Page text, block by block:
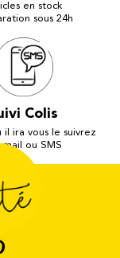
en stock
sous 24h
Colis
il ira vous le suivrez
mail ou SMS